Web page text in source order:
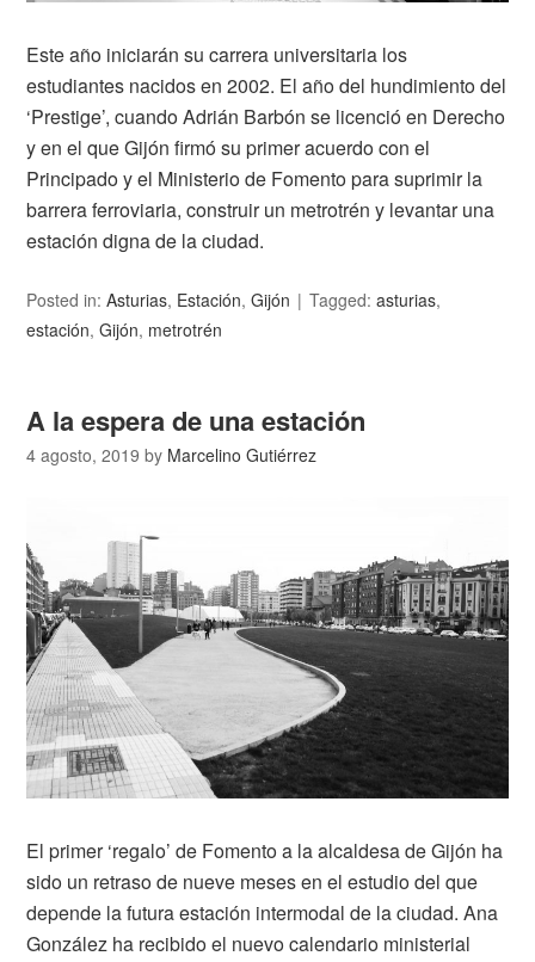
Este año iniciarán su carrera universitaria los
estudiantes nacidos en 2002. El año del hundimiento del
‘Prestige’, cuando Adrián Barbón se licenció en Derecho
y en el que Gijón firmó su primer acuerdo con el
Principado y el Ministerio de Fomento para suprimir la
barrera ferroviaria, construir un metrotrén y levantar una
estación digna de la ciudad.
Posted in:Asturias, Estación,Gijón Tagged:asturias,
estación,Gijón, metrotrén
A la espera de una estación
4 agosto, 2019 by Marcelino Gutiérrez
El primer ‘regalo’ de Fomento a la alcaldesa de Gijón ha
sido un retraso de nueve meses en el estudio del que
depende la futura estación intermodal de la ciudad. Ana
González ha recibido el nuevo calendario ministerial